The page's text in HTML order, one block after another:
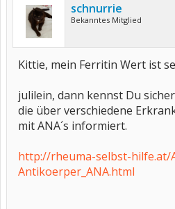
schnurrie
Bekanntes Mitglied
Kittie, mein Ferritin Wert ist
julilein, dann kennst Du
die über verschiedene
mit ANA´s informiert.
http://rheuma-selbst-hilfe.at/
Antikoerper_ANA.html